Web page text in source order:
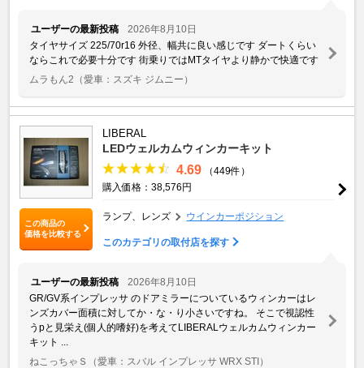
ユーザーの最新投稿
2026年8月10日
タイヤサイズ 225/70r16 外径、幅共に良い感じです ダートくらい
ならこれで必要十分です 街乗りではMTタイヤより静かで快適です
ムラもん2 （愛車：スズキ ジムニー）
この商品の
価格を比較する
LIBERAL
LEDウェルカムウィンカーキット
4.69
（449件）
購入価格：38,576円
ランプ、レンズ ウインカーポジション
このカテゴリの取付店を探す
ユーザーの最新投稿
2026年8月10日
GR/GV系インプレッサ のドアミラーについているウィンカーはレ
ンズカバー面積に対してか・な・り小さいですね。 そこで視認性
うpと見栄え(個人的嗜好)を考えてLIBERALウェルカムウィンカー
キット ...
ねこっちゃＳ
（愛車：スバル インプレッサ WRX STI）